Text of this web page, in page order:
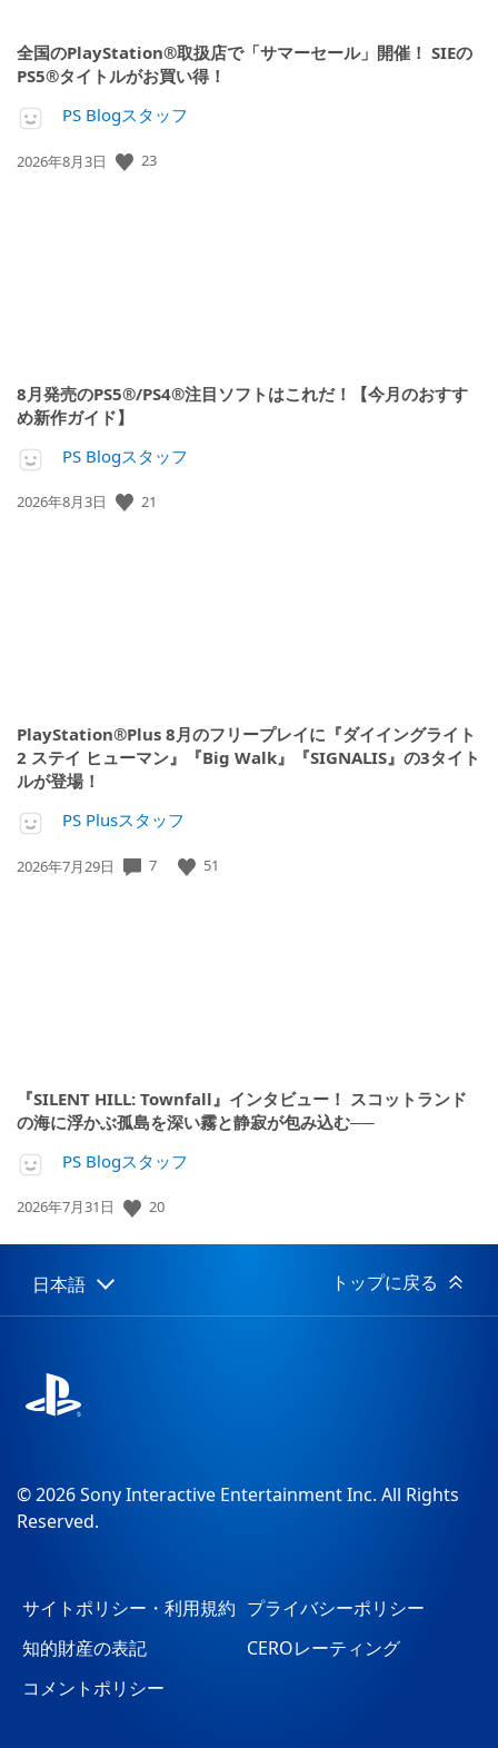
全国のPlayStation®取扱店で「サマーセール」開催！ SIEの
PS5®タイトルがお買い得！
PS Blogスタッフ
公
2026年8月3日 23
8月発売のPS5®/PS4®注目ソフトはこれだ！【今月のおすす
め新作ガイド】
PS Blogスタッフ
公
2026年8月3日 21
PlayStation®Plus 8月のフリープレイに『ダイイングライト
2 ステイ ヒューマン』『Big Walk』『SIGNALIS』の3タイト
ルが登場！
PS Plusスタッフ
公
2026年7月29日 7 51
『SILENT HILL: Townfall』インタビュー！ スコットランド
の海に浮かぶ孤島を深い霧と静寂が包み込む──
PS Blogスタッフ
公
日:
2026年7月31日 20
Select
a
Current
region:
日本語 トップに戻る
© 2026 Sony Interactive Entertainment Inc. All Rights
Reserved.
サイトポリシー・利用規約 プライバシーポリシー
知的財産の表記
CEROレーティング
コメントポリシー